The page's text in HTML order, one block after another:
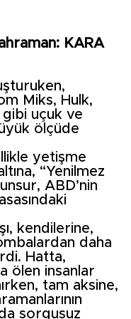
KARA
Miks, Hulk,
uçuk ve
ölçüde
yetişme
“Yenilmez
ABD’nin
kendilerine,
daha
Hatta,
ölen insanlar
tam aksine,
sorgusuz